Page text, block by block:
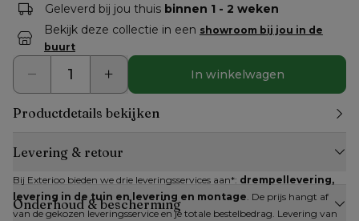
Geleverd bij jou thuis binnen 1 - 2 weken
Bekijk deze collectie in een showroom bij jou in de
buurt
In winkelwagen
Productdetails bekijken
Levering & retour
Bij Exterioo bieden we drie leveringsservices aan*: drempellevering,
levering in de tuin en levering en montage. De prijs hangt af
van de gekozen leveringsservice en je totale bestelbedrag. Levering van
Onderhoud & bescherming